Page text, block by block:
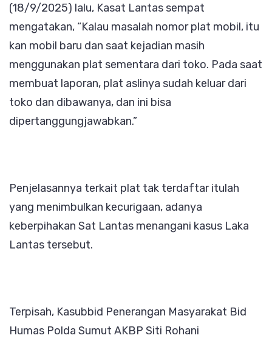
(18/9/2025) lalu, Kasat Lantas sempat
mengatakan, “Kalau masalah nomor plat mobil, itu
kan mobil baru dan saat kejadian masih
menggunakan plat sementara dari toko. Pada saat
membuat laporan, plat aslinya sudah keluar dari
toko dan dibawanya, dan ini bisa
dipertanggungjawabkan.”
Penjelasannya terkait plat tak terdaftar itulah
yang menimbulkan kecurigaan, adanya
keberpihakan Sat Lantas menangani kasus Laka
Lantas tersebut.
Terpisah, Kasubbid Penerangan Masyarakat Bid
Humas Polda Sumut AKBP Siti Rohani